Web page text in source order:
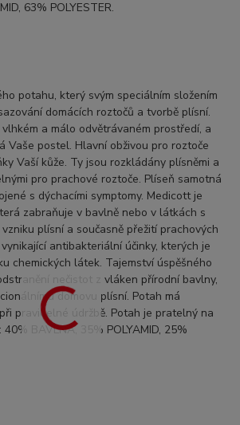
63% POLYESTER.
potahu, který svým speciálním složením
domácích roztočů a tvorbě plísní.
vlhkém a málo odvětrávaném prostředí, a
Vaše postel. Hlavní obživou pro roztoče
Vaší kůže. Ty jsou rozkládány plísněmi a
pro prachové roztoče. Plíseň samotná
s dýchacími symptomy. Medicott je
zabraňuje v bavlně nebo v látkách s
plísní a současně přežití prachových
antibakteriální účinky, kterých je
chemických látek. Tajemství úspěšného
nečistot z vláken přírodní bavlny,
domovu plísní. Potah má
pravidelné údržbě. Potah je pratelný na
BAVLNA, 35% POLYAMID, 25%